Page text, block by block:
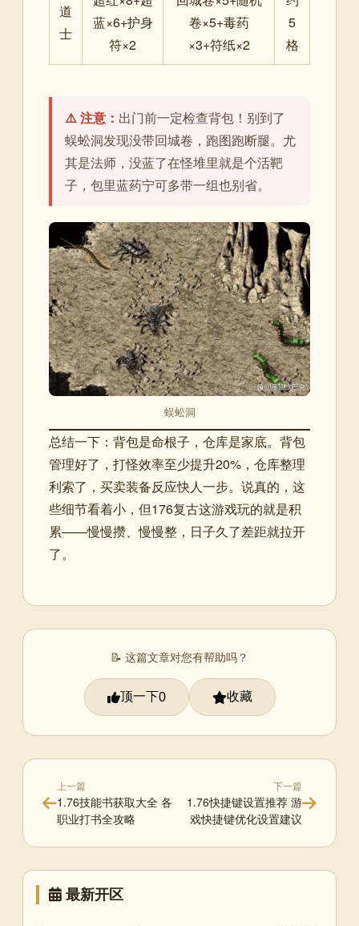
道
士
蓝×6+护身
符×2
卷×5+毒药
×3+符纸×2
5
格
⚠️ 注意： 出门前一定检查背包！别到了
蜈蚣洞发现没带回城卷，跑图跑断腿。尤
其是法师，没蓝了在怪堆里就是个活靶
子，包里蓝药宁可多带一组也别省。
蜈蚣洞
总结一下：背包是命根子，仓库是家底。背包
管理好了，打怪效率至少提升20%，仓库整理
利索了，买卖装备反应快人一步。说真的，这
些细节看着小，但176复古这游戏玩的就是积
累——慢慢攒、慢慢整，日子久了差距就拉开
了。
📝 这篇文章对您有帮助吗？
顶一下0 收藏
上一篇
1.76技能书获取大全 各
职业打书全攻略
下一篇
1.76快捷键设置推荐 游
戏快捷键优化设置建议
最新开区